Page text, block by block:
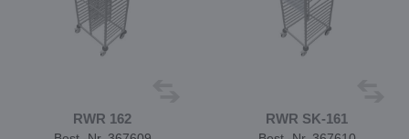
RWR 162 RWR SK-161